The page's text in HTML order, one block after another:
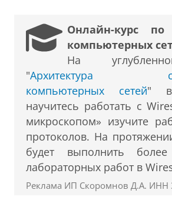
Онлайн-курс по
компьютерных
На
"Архитектура
компьютерных сетей"
научитесь работать с
микроскопом» изучите
протоколов. На
будет выполнить более
лабораторных работ в
Реклама ИП Скоромнов Д.А. ИНН